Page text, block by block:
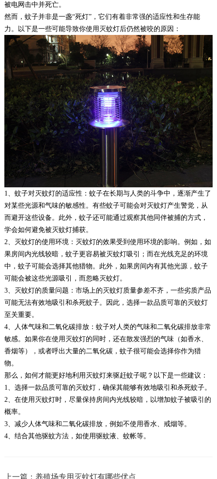
被电网击中并死亡。
然而，蚊子并非是一盏“死灯”，它们有着非常强的适应性和生存能
力。以下是一些可能导致你使用灭蚊灯后仍然被咬的原因：
1、蚊子对灭蚊灯的适应性：蚊子在长期与人类的斗争中，逐渐产生了
对某些光源和气味的敏感性。有些蚊子可能会对灭蚊灯产生警觉，从
而避开这些设备。此外，蚊子还可能通过观察其他同伴被捕的方式，
学会如何避免被灭蚊灯捕获。
2、灭蚊灯的使用环境：灭蚊灯的效果受到使用环境的影响。例如，如
果房间内光线较暗，蚊子更容易被灭蚊灯吸引；而在光线充足的环境
中，蚊子可能会选择其他猎物。此外，如果房间内有其他光源，蚊子
可能会被这些光源吸引，而忽略灭蚊灯。
3、灭蚊灯的质量问题：市场上的灭蚊灯质量参差不齐，一些劣质产品
可能无法有效地吸引和杀死蚊子。因此，选择一款品质可靠的灭蚊灯
至关重要。
4、人体气味和二氧化碳排放：蚊子对人类的气味和二氧化碳排放非常
敏感。如果你在使用灭蚊灯的同时，还在散发强烈的气味（如香水、
香烟等），或者呼出大量的二氧化碳，蚊子很可能会选择你作为猎
物。
那么，如何才能更好地利用灭蚊灯来驱赶蚊子呢？以下是一些建议：
1、选择一款品质可靠的灭蚊灯，确保其能够有效地吸引和杀死蚊子。
2、在使用灭蚊灯时，尽量保持房间内光线较暗，以增加蚊子被吸引的
概率。
3、减少人体气味和二氧化碳排放，例如不使用香水、戒烟等。
4、结合其他驱蚊方法，如使用驱蚊液、蚊帐等。
上一篇：养殖场专用灭蚊灯有哪些优点